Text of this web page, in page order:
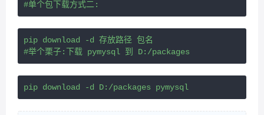
#单个包下载方式二:
pip download -d 存放路径 包名
#举个栗子:下载 pymysql 到 D:/packages
pip download -d D:/packages pymysql